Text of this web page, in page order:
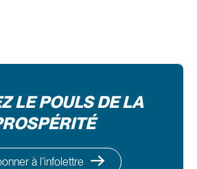
LE POULS DE LA
à l’infolettre